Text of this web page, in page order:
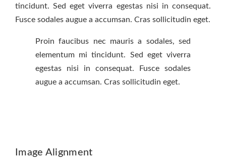
tincidunt. Sed eget viverra egestas nisi in consequat.
Fusce sodales augue a accumsan. Cras sollicitudin eget.
Proin faucibus nec mauris a sodales, sed
elementum mi tincidunt. Sed eget viverra
egestas nisi in consequat. Fusce sodales
augue a accumsan. Cras sollicitudin eget.
Image Alignment